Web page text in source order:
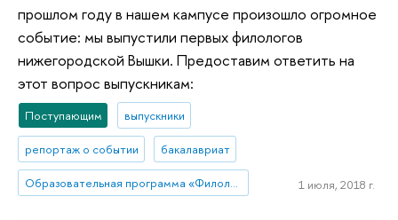
прошлом году в нашем кампусе произошло огромное
событие: мы выпустили первых филологов
нижегородской Вышки. Предоставим ответить на
этот вопрос выпускникам:
Поступающим выпускники
репортаж о событии бакалавриат
Образовательная программа «Филология» 1 июля, 2018 г.